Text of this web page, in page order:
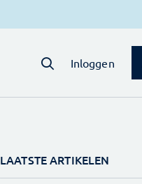
Inloggen
LAATSTE ARTIKELEN